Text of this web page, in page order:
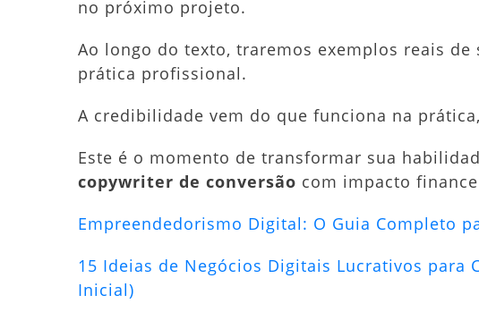
no próximo projeto.
Ao longo do texto, traremos exemplos reais
prática profissional.
A credibilidade vem do que funciona na
Este é o momento de transformar sua
copywriter de conversão com impacto
Empreendedorismo Digital: O Guia Completo
15 Ideias de Negócios Digitais Lucrativos para
Inicial)